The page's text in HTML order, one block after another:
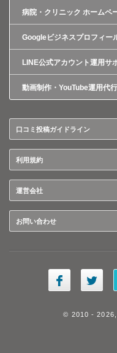
病院・クリニック ホームペ
Googleビジネスプロフィー
LINE公式アカウント運用サ
動画制作・YouTube運用代
口コミ投稿ガイドライン
利用規約
運営会社
お問い合わせ
© 2010 -